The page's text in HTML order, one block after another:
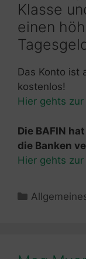
Klasse
einen
Das Konto ist
kostenlos!
Hier gehts zur
Die BAFIN
die Banken
Hier gehts
Kategorien